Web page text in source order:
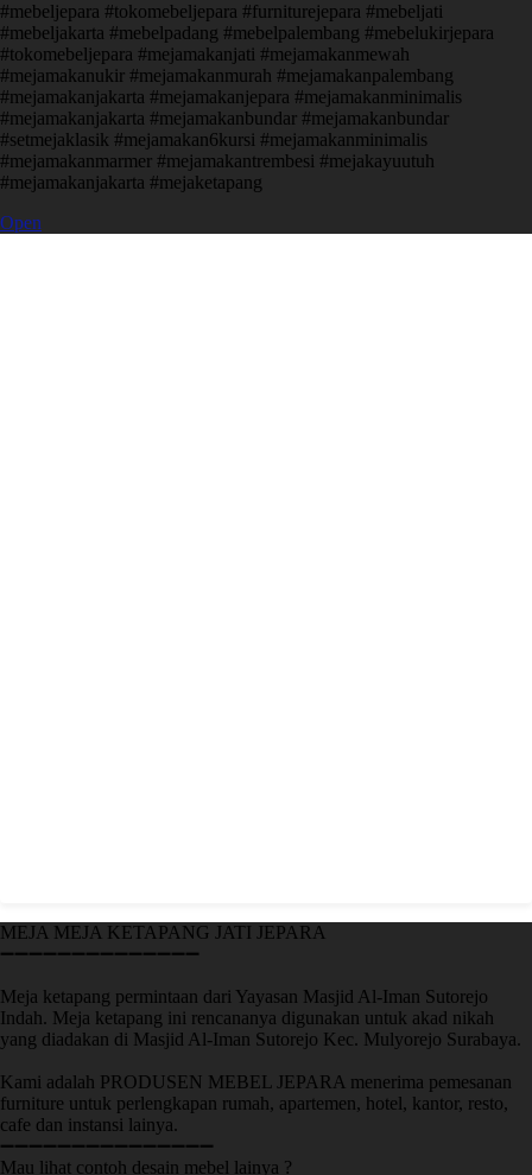
#mebeljepara #tokomebeljepara #furniturejepara #mebeljati
#mebeljakarta #mebelpadang #mebelpalembang #mebelukirjepara
#tokomebeljepara #mejamakanjati #mejamakanmewah
#mejamakanukir #mejamakanmurah #mejamakanpalembang
#mejamakanjakarta #mejamakanjepara #mejamakanminimalis
#mejamakanjakarta #mejamakanbundar #mejamakanbundar
#setmejaklasik #mejamakan6kursi #mejamakanminimalis
#mejamakanmarmer #mejamakantrembesi #mejakayuutuh
#mejamakanjakarta #mejaketapang
Open
MEJA MEJA KETAPANG JATI JEPARA
➖➖➖➖➖➖➖➖➖➖➖➖➖➖
Meja ketapang permintaan dari Yayasan Masjid Al-Iman Sutorejo
Indah. Meja ketapang ini rencananya digunakan untuk akad nikah
yang diadakan di Masjid Al-Iman Sutorejo Kec. Mulyorejo Surabaya.
Kami adalah PRODUSEN MEBEL JEPARA menerima pemesanan
furniture untuk perlengkapan rumah, apartemen, hotel, kantor, resto,
cafe dan instansi lainya.
➖➖➖➖➖➖➖➖➖➖➖➖➖➖➖
Mau lihat contoh desain mebel lainya ?